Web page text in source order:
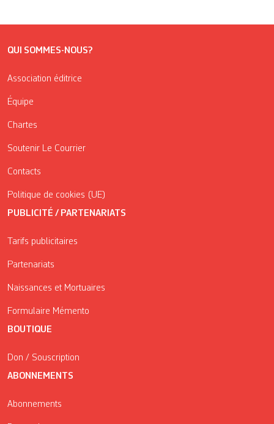
QUI SOMMES-NOUS?
Association éditrice
Équipe
Chartes
Soutenir Le Courrier
Contacts
Politique de cookies (UE)
PUBLICITÉ / PARTENARIATS
Tarifs publicitaires
Partenariats
Naissances et Mortuaires
Formulaire Mémento
BOUTIQUE
Don / Souscription
ABONNEMENTS
Abonnements